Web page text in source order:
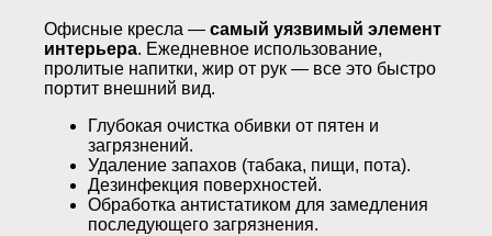
Офисные кресла — самый уязвимый элемент
интерьера. Ежедневное использование,
пролитые напитки, жир от рук — все это быстро
портит внешний вид.
Глубокая очистка обивки от пятен и
загрязнений.
Удаление запахов (табака, пищи, пота).
Дезинфекция поверхностей.
Обработка антистатиком для замедления
последующего загрязнения.